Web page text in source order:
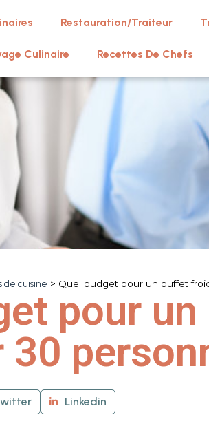
Restauration/Traiteur
Culinaire Recettes De Chefs
de cuisine > Quel budget pour un buffet
pour
Linkedin